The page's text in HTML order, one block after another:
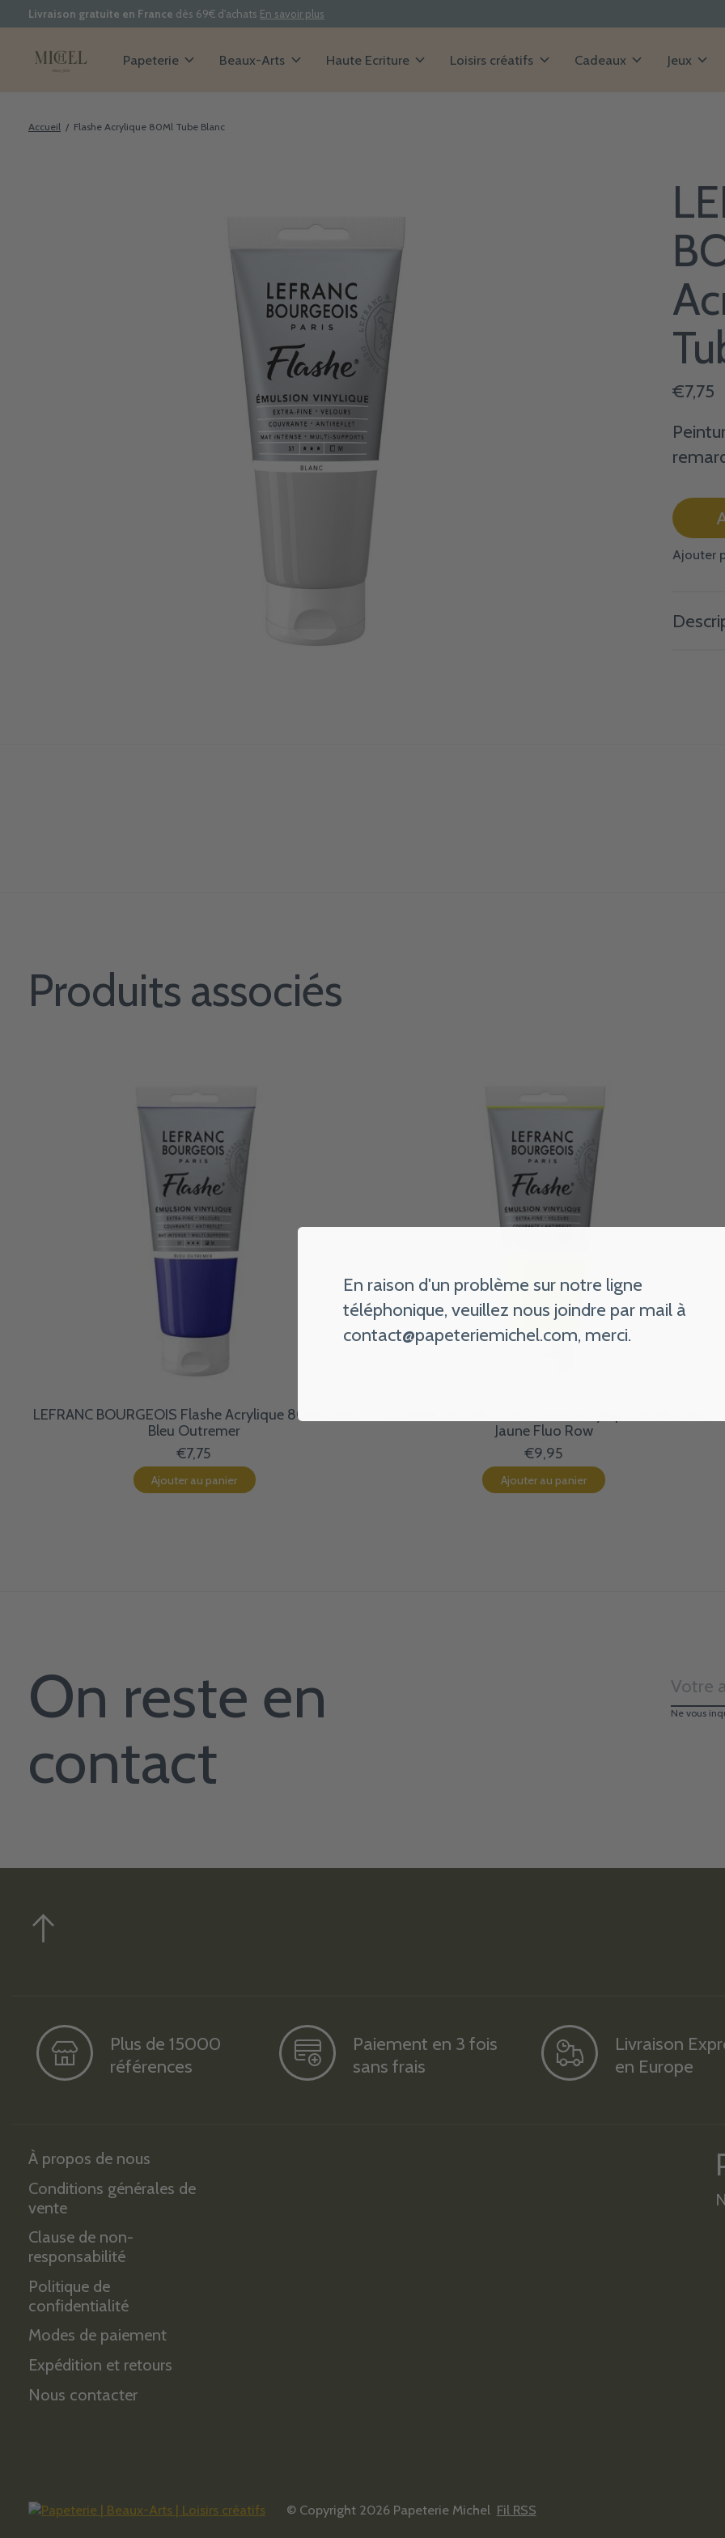
Livraison gratuite en France dès 69€ d'achats En savoir plus
Papeterie Beaux-Arts Haute Ecriture Loisirs créatifs Cadeaux Jeux
Accueil / Flashe Acrylique 80Ml Tube Blanc
€7,75
Ajouter
Produits associés
LEFRANC BOURGEOIS Flashe Acrylique 80Ml Tube
Bleu Outremer
€7,75
Ajouter au panier
Jaune Fluo Row
€9,95
Ajouter au panier
On reste en
contact
Ne vous
Plus de 15000
références
Paiement en 3 fois
sans frais
Livraison
en Europe
À propos de nous
Conditions générales de
vente
Clause de non-
responsabilité
Politique de
confidentialité
Modes de paiement
Expédition et retours
Nous contacter
© Copyright 2026 Papeterie Michel Fil RSS
En raison d'un problème sur notre ligne
téléphonique, veuillez nous joindre par mail à
contact@papeteriemichel.com, merci.